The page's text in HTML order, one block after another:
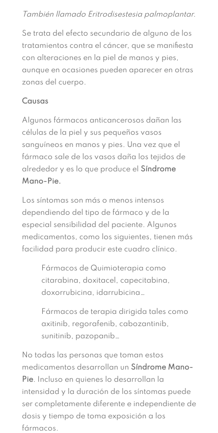
También llamado Eritrodisestesia palmoplantar.
Se trata del efecto secundario de alguno de los
tratamientos contra el cáncer, que se manifiesta
con alteraciones en la piel de manos y pies,
aunque en ocasiones pueden aparecer en otras
zonas del cuerpo.
Causas
Algunos fármacos anticancerosos dañan las
células de la piel y sus pequeños vasos
sanguíneos en manos y pies. Una vez que el
fármaco sale de los vasos daña los tejidos de
alrededor y es lo que produce el Síndrome
Mano-Pie.
Los síntomas son más o menos intensos
dependiendo del tipo de fármaco y de la
especial sensibilidad del paciente. Algunos
medicamentos, como los siguientes, tienen más
facilidad para producir este cuadro clínico.
Fármacos de Quimioterapia como
citarabina, doxitacel, capecitabina,
doxorrubicina, idarrubicina…
Fármacos de terapia dirigida tales como
axitinib, regorafenib, cabozantinib,
sunitinib, pazopanib…
No todas las personas que toman estos
medicamentos desarrollan un Síndrome Mano-
Pie. Incluso en quienes lo desarrollan la
intensidad y la duración de los síntomas puede
ser completamente diferente e independiente de
dosis y tiempo de toma exposición a los
fármacos.